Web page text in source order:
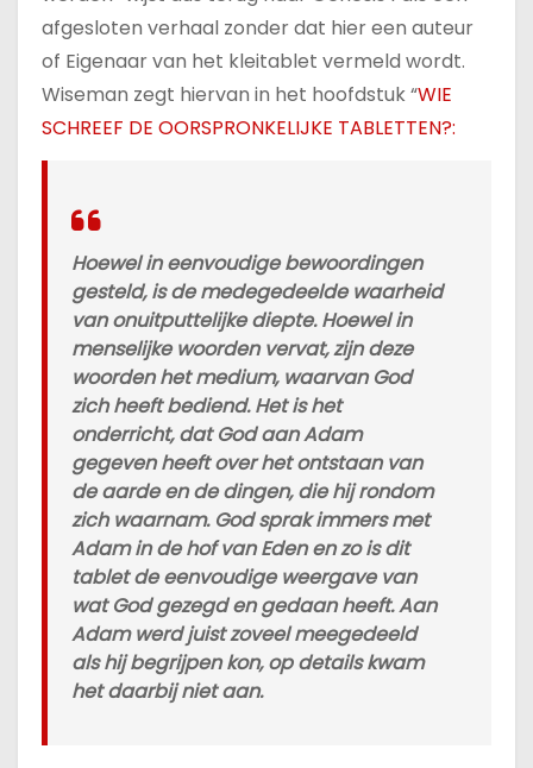
afgesloten verhaal zonder dat hier een auteur
of Eigenaar van het kleitablet vermeld wordt.
Wiseman zegt hiervan in het hoofdstuk “WIE
SCHREEF DE OORSPRONKELIJKE TABLETTEN?:
Hoewel in eenvoudige bewoordingen
gesteld, is de medegedeelde waarheid
van onuitputtelijke diepte. Hoewel in
menselijke woorden vervat, zijn deze
woorden het medium, waarvan God
zich heeft bediend. Het is het
onderricht, dat God aan Adam
gegeven heeft over het ontstaan van
de aarde en de dingen, die hij rondom
zich waarnam. God sprak immers met
Adam in de hof van Eden en zo is dit
tablet de eenvoudige weergave van
wat God gezegd en gedaan heeft. Aan
Adam werd juist zoveel meegedeeld
als hij begrijpen kon, op details kwam
het daarbij niet aan.